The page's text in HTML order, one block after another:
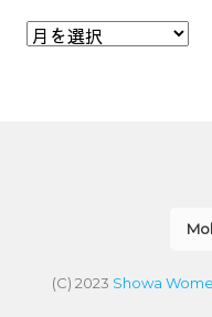
(C) 2023 Showa